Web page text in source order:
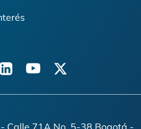
youtubetwitter
- Calle 71A No. 5-38 Bogotá -